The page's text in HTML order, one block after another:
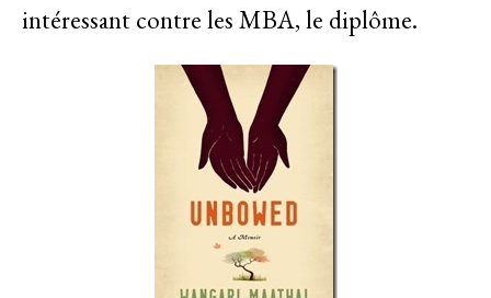
intéressant contre les MBA, le diplôme.